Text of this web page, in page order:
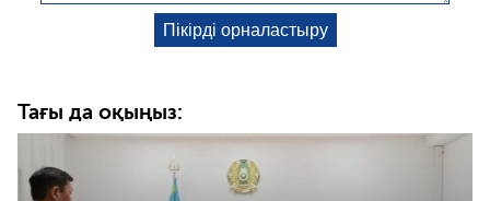
Тағы да оқыңыз: